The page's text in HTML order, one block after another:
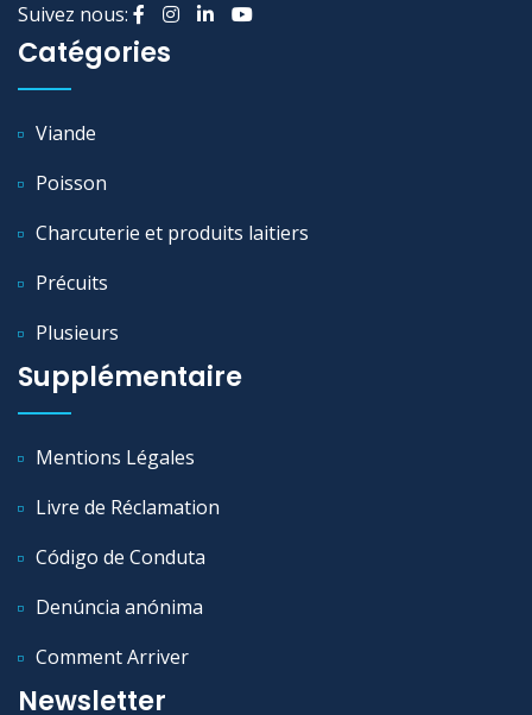
Suivez nous:
Catégories
Viande
Poisson
Charcuterie et produits laitiers
Précuits
Plusieurs
Supplémentaire
Mentions Légales
Livre de Réclamation
Código de Conduta
Denúncia anónima
Comment Arriver
Newsletter